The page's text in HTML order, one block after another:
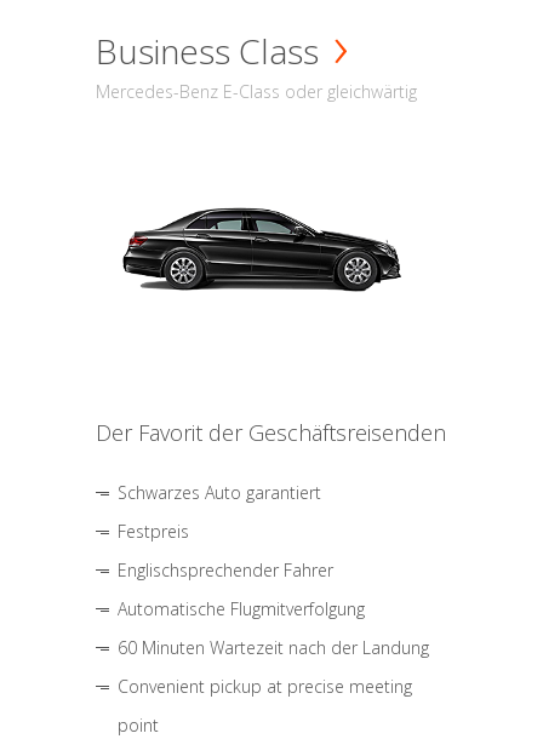
Business Class
Mercedes-Benz E-Class oder gleichwärtig
Der Favorit der Geschäftsreisenden
Schwarzes Auto garantiert
Festpreis
Englischsprechender Fahrer
Automatische Flugmitverfolgung
60 Minuten Wartezeit nach der Landung
Convenient pickup at precise meeting
point